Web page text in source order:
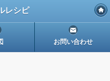
レシピ
お問い合わせ